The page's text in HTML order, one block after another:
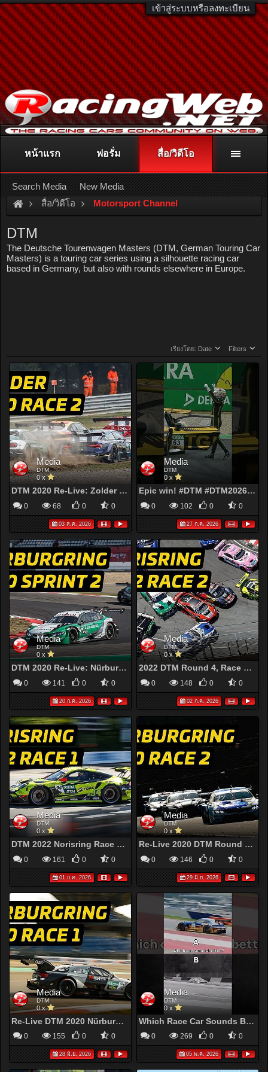
เข้าสู่ระบบหรือลงทะเบียน
ติดต่อลงโฆษณา racingweb@gmail.comหรือโทร. 081-811-1138
หรืออ่านรายละเอียดเพิ่มเติม คลิกที่นี่
สื่อ/วิดีโอ Motorsport Channel
DTM
The Deutsche Tourenwagen Masters (DTM, German Touring Car
Masters) is a touring car series using a silhouette racing car
based in Germany, but also with rounds elsewhere in Europe.
เรียงโดย: Date Filters
Media
DTM
0 x
DTM 2020 Re-Live: Zolder I – Race 2 | Chaos, Safety Car Drama & Rast Takes Title Lead!
0 68 0 0
03 ส.ค. 2026
Media
DTM
0 x
Epic win! #DTM #DTM2026 #lamborghini
0 102 0 0
27 ก.ค. 2026
Media
DTM
0 x
DTM 2020 Re-Live: Nürburgring Sprint – Race 2 | Müller Responds in Championship Thriller!
0 141 0 0
20 ก.ค. 2026
Media
DTM
0 x
2022 DTM Round 4, Race 2: Norisring (Full Race Replay)
0 148 0 0
02 ก.ค. 2026
Media
DTM
0 x
DTM 2022 Norisring Race 1 | Full Race Re-Live
0 161 0 0
01 ก.ค. 2026
Media
DTM
0 x
Re-Live 2020 DTM Round 6: Robin Frijns Bounces Back to Take Brilliant Victory in Race 2
0 146 0 0
29 มิ.ย. 2026
Media
DTM
0 x
Re-Live DTM 2020 Nürburgring Grand Prix | Race 1 Highlights & Pure Sound!
0 155 0 0
28 มิ.ย. 2026
Media
DTM
0 x
Which Race Car Sounds Better? | DTM 2026
0 269 0 0
05 พ.ค. 2026
หน้าแรก ฟอรั่ม สื่อ/วิดีโอ
Search Media New Media